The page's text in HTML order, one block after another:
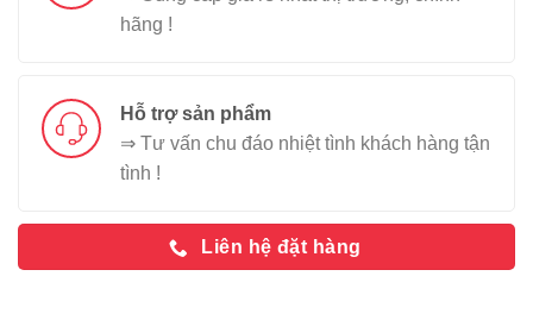
hãng !
Hỗ trợ sản phẩm
⇒ Tư vấn chu đáo nhiệt tình khách hàng tận
tình !
Liên hệ đặt hàng